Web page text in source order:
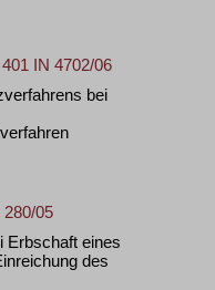
IN 4702/06
bei
05
Erbschaft eines
des